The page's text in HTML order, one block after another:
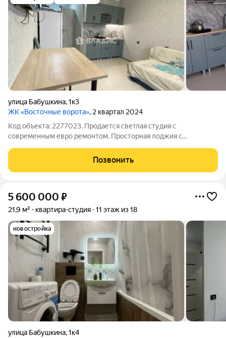
улица Бабушкина,1к3
ЖК «Восточные ворота», 2 квартал 2024
Код объекта: 2277023. Продается светлая студия с
современным евро ремонтом. Просторная лоджия с
живописный вид на окрестности. В квартире установлены
шкафы и холодильник, есть стиральная машина.
Позвонить
5 600 000 ₽
21,9 м² квартира-студия 11 этаж из 18
новостройка
улица Бабушкина,1к4